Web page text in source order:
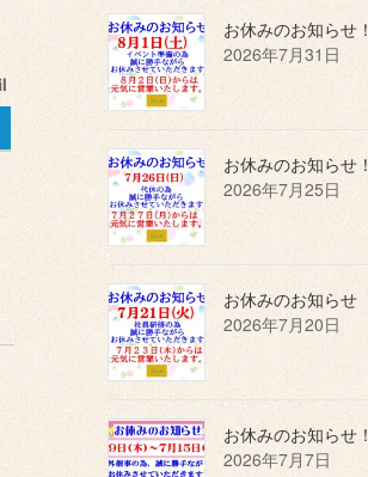
お休みのお知らせ！
2026年7月31日
お休みのお知らせ！
2026年7月25日
お休みのお知らせ
2026年7月20日
お休みのお知らせ！
2026年7月7日